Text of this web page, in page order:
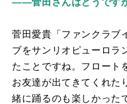
――菅田さんはどうです
菅田愛貴「ファンクラブ
ブをサンリオピューロラ
たことですね。フロート
お友達が出てきてくれた
緒に踊るのも楽しかった